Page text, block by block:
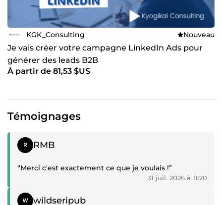
KGK_Consulting Nouveau
Je vais créer votre campagne LinkedIn Ads pour
générer des leads B2B
À partir de 81,53 $US
Témoignages
Témoignage positif
RMB
“Merci c'est exactement ce que je voulais !”
31 juil. 2026 à 11:20
Témoignage positif
wildseripub